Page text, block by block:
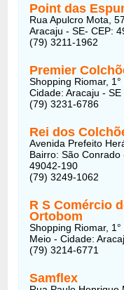
Point das
Rua Apulcro Mota,
Aracaju - SE- CEP:
(79) 3211-1962
Premier
Shopping Riomar,
Cidade: Aracaju -
(79) 3231-6786
Rei dos
Avenida Prefeito
Bairro: São Conrado
49042-190
(79) 3249-1062
R S Comércio
Ortobom
Shopping Riomar,
Meio - Cidade:
(79) 3214-6771
Samflex